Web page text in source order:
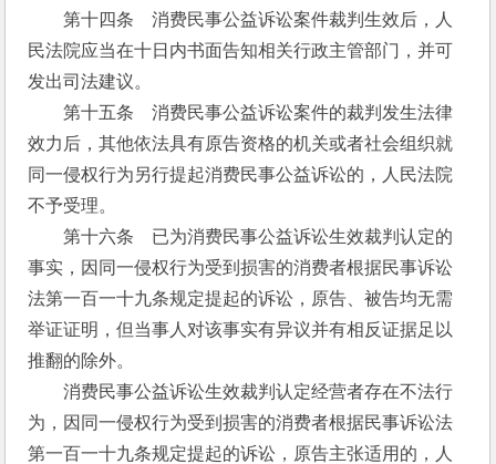
第十四条　消费民事公益诉讼案件裁判生效后，人
民法院应当在十日内书面告知相关行政主管部门，并可
发出司法建议。
第十五条　消费民事公益诉讼案件的裁判发生法律
效力后，其他依法具有原告资格的机关或者社会组织就
同一侵权行为另行提起消费民事公益诉讼的，人民法院
不予受理。
第十六条　已为消费民事公益诉讼生效裁判认定的
事实，因同一侵权行为受到损害的消费者根据民事诉讼
法第一百一十九条规定提起的诉讼，原告、被告均无需
举证证明，但当事人对该事实有异议并有相反证据足以
推翻的除外。
消费民事公益诉讼生效裁判认定经营者存在不法行
为，因同一侵权行为受到损害的消费者根据民事诉讼法
第一百一十九条规定提起的诉讼，原告主张适用的，人